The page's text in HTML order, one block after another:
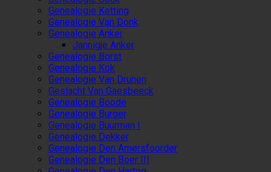
Genealogie Ketting
Genealogie Van Donk
Genealogie Anker
Jannigje Anker
Genealogie Borst
Genealogie Kok
Genealogie Van Drunen
Geslacht Van Gaesbeeck
Genealogie Boode
Genealogie Burger
Genealogie Buurman I
Genealogie Dekker
Genealogie Den Amersfoorder
Genealogie Den Boer III